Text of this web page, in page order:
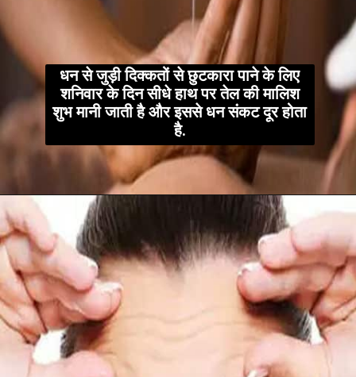
धन से जुड़ी दिक्कतों से छुटकारा पाने के लिए
शनिवार के दिन सीधे हाथ पर तेल की मालिश
शुभ मानी जाती है और इससे धन संकट दूर होता
है.